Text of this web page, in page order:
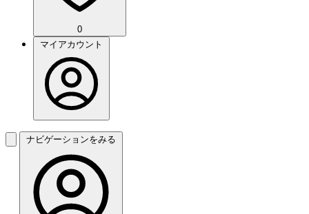
0
マイアカウント
ナビゲーションをみる